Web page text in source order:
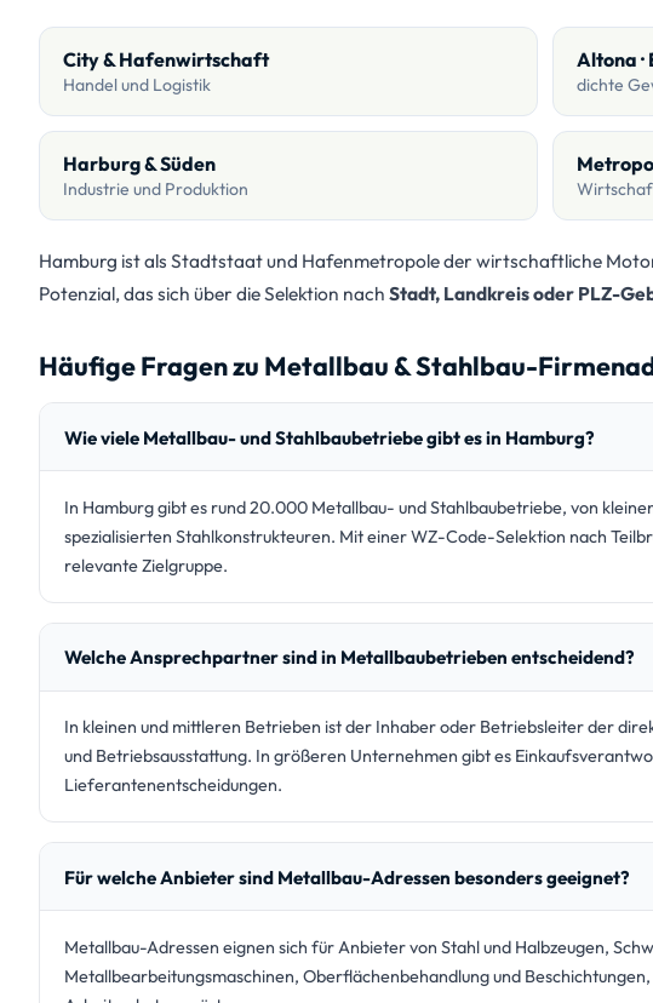
City & Hafenwirtschaft
Handel und Logistik
Altona ·
dichte
Harburg & Süden
Industrie und Produktion
Hamburg ist als Stadtstaat und Hafenmetropole der wirtschaftliche
Potenzial, das sich über die Selektion nach Stadt, Landkreis oder PLZ-
Häufige Fragen zu Metallbau & Stahlbau-
Wie viele Metallbau- und Stahlbaubetriebe gibt es in Hamburg?
In Hamburg gibt es rund 20.000 Metallbau- und Stahlbaubetriebe, von
spezialisierten Stahlkonstrukteuren. Mit einer WZ-Code-Selektion nach
relevante Zielgruppe.
Welche Ansprechpartner sind in Metallbaubetrieben entscheidend?
In kleinen und mittleren Betrieben ist der Inhaber oder Betriebsleiter der
und Betriebsausstattung. In größeren Unternehmen gibt es
Lieferantenentscheidungen.
Für welche Anbieter sind Metallbau-Adressen besonders geeignet?
Metallbau-Adressen eignen sich für Anbieter von Stahl und Halbzeugen,
Metallbearbeitungsmaschinen, Oberflächenbehandlung und